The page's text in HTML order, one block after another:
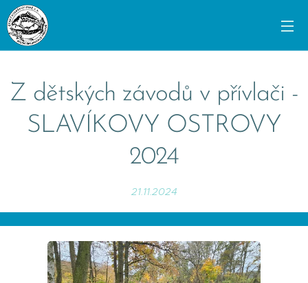
Z dětských závodů v přívlači -
SLAVÍKOVY OSTROVY
2024
21.11.2024